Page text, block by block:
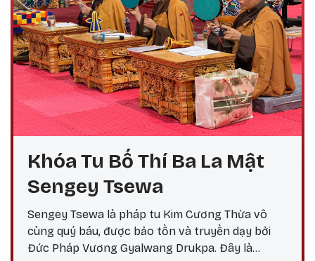
Khóa Tu Bố Thí Ba La Mật
Sengey Tsewa
Sengey Tsewa là pháp tu Kim Cương Thừa vô
cùng quý báu, được bảo tồn và truyền dạy bởi
Đức Pháp Vương Gyalwang Drukpa. Đây là